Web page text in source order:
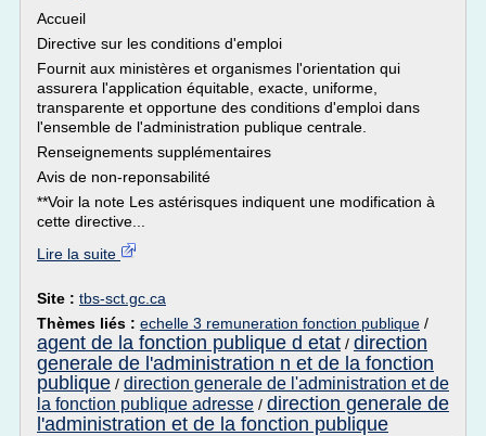
Accueil
Directive sur les conditions d'emploi
Fournit aux ministères et organismes l'orientation qui
assurera l'application équitable, exacte, uniforme,
transparente et opportune des conditions d'emploi dans
l'ensemble de l'administration publique centrale.
Renseignements supplémentaires
Avis de non-reponsabilité
**Voir la note Les astérisques indiquent une modification à
cette directive...
Lire la suite
Site : tbs-sct.gc.ca
Thèmes liés : echelle 3 remuneration fonction publique /
agent de la fonction publique d etat / direction
generale de l'administration n et de la fonction
publique / direction generale de l'administration et de
la fonction publique adresse / direction generale de
l'administration et de la fonction publique